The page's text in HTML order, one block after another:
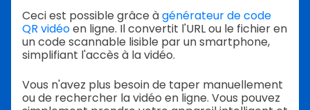
Ceci est possible grâce àgénérateur de code
QR vidéoen ligne. Il convertit l'URL ou le fichier en
un code scannable lisible par un smartphone,
simplifiant l'accès à la vidéo.
Vous n'avez plus besoin de taper manuellement
ou de rechercher la vidéo en ligne. Vous pouvez